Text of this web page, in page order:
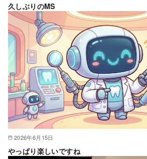
久しぶりのMS
2026年6月15日
やっぱり楽しいですね